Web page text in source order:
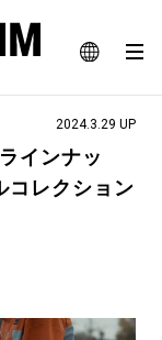
JA
EN
WEBマガジン
2024.3.29 UP
インナッ
コレクション